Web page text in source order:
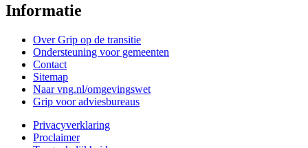
Informatie
Over Grip op de transitie
Ondersteuning voor gemeenten
Contact
Sitemap
Naar vng.nl/omgevingswet
Grip voor adviesbureaus
Footer
Privacyverklaring
Proclaimer